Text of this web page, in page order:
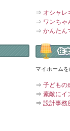
⇒ オシャレ
⇒ ワンちゃ
⇒ かんたん
マイホーム
⇒ 子どもの
⇒ 素敵にイ
⇒ 設計事務